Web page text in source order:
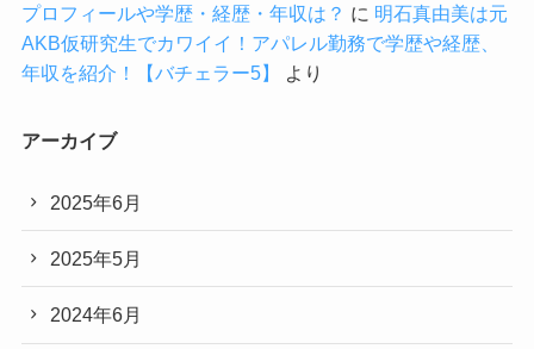
プロフィールや学歴・経歴・年収は？ に 明石真由美は元
AKB仮研究生でカワイイ！アパレル勤務で学歴や経歴、
年収を紹介！【バチェラー5】
より
アーカイブ
2025年6月
2025年5月
2024年6月